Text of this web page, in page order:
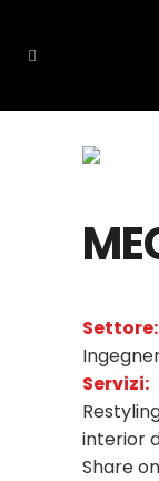
Settore:
Servizi:
interior
Share